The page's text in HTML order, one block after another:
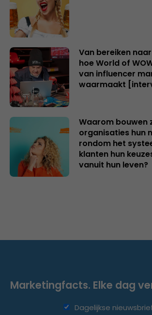
Van bereiken
hoe World of
van influencer
waarmaakt
Waarom bouwen
organisaties hun
rondom het
klanten hun
vanuit hun leven?
Marketingfacts. Elke dag
Dagelijkse